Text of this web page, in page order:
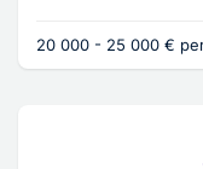
20 000 - 25 000 €